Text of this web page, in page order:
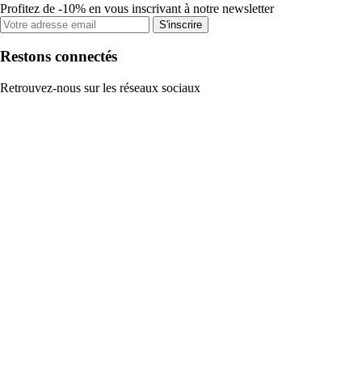
Profitez de -10% en vous inscrivant à notre newsletter
S'inscrire
Restons connectés
Retrouvez-nous sur les réseaux sociaux